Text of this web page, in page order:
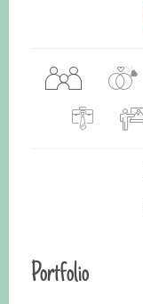
Portfolio